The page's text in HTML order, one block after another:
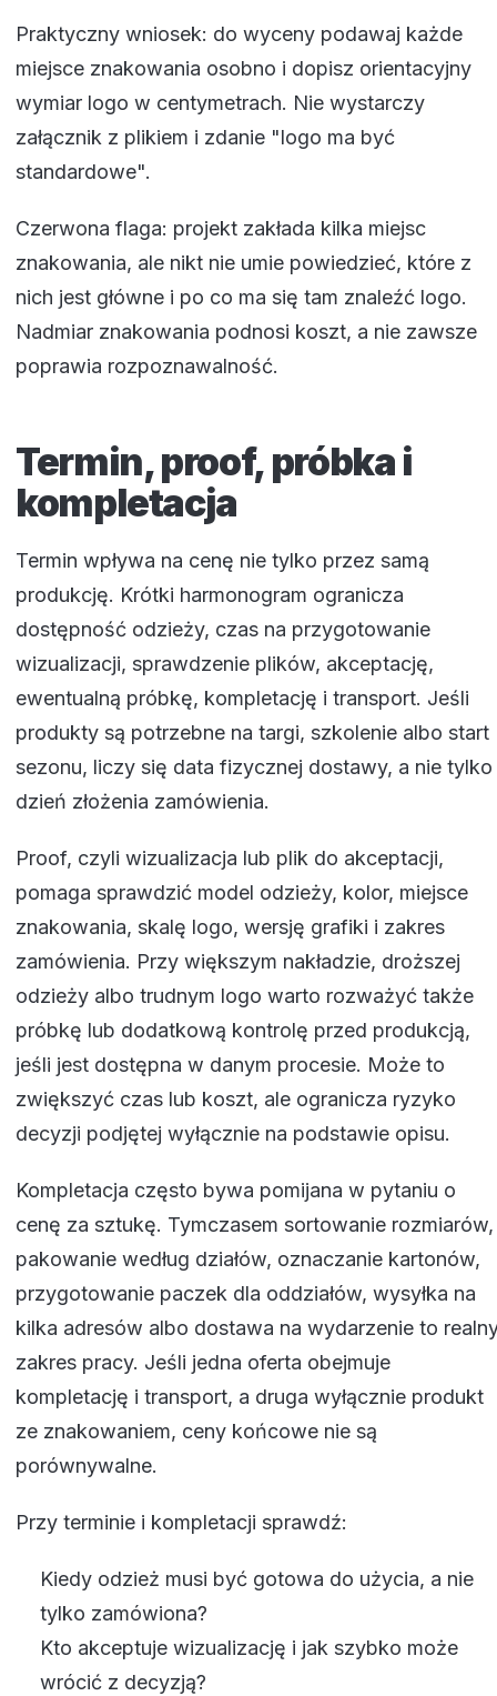
Praktyczny wniosek: do wyceny podawaj każde
miejsce znakowania osobno i dopisz orientacyjny
wymiar logo w centymetrach. Nie wystarczy
załącznik z plikiem i zdanie "logo ma być
standardowe".
Czerwona flaga: projekt zakłada kilka miejsc
znakowania, ale nikt nie umie powiedzieć, które z
nich jest główne i po co ma się tam znaleźć logo.
Nadmiar znakowania podnosi koszt, a nie zawsze
poprawia rozpoznawalność.
Termin, proof, próbka i
kompletacja
Termin wpływa na cenę nie tylko przez samą
produkcję. Krótki harmonogram ogranicza
dostępność odzieży, czas na przygotowanie
wizualizacji, sprawdzenie plików, akceptację,
ewentualną próbkę, kompletację i transport. Jeśli
produkty są potrzebne na targi, szkolenie albo start
sezonu, liczy się data fizycznej dostawy, a nie tylko
dzień złożenia zamówienia.
Proof, czyli wizualizacja lub plik do akceptacji,
pomaga sprawdzić model odzieży, kolor, miejsce
znakowania, skalę logo, wersję grafiki i zakres
zamówienia. Przy większym nakładzie, droższej
odzieży albo trudnym logo warto rozważyć także
próbkę lub dodatkową kontrolę przed produkcją,
jeśli jest dostępna w danym procesie. Może to
zwiększyć czas lub koszt, ale ogranicza ryzyko
decyzji podjętej wyłącznie na podstawie opisu.
Kompletacja często bywa pomijana w pytaniu o
cenę za sztukę. Tymczasem sortowanie rozmiarów,
pakowanie według działów, oznaczanie kartonów,
przygotowanie paczek dla oddziałów, wysyłka na
kilka adresów albo dostawa na wydarzenie to
zakres pracy. Jeśli jedna oferta obejmuje
kompletację i transport, a druga wyłącznie produkt
ze znakowaniem, ceny końcowe nie są
porównywalne.
Przy terminie i kompletacji sprawdź:
Kiedy odzież musi być gotowa do użycia, a nie
tylko zamówiona?
Kto akceptuje wizualizację i jak szybko może
wrócić z decyzją?